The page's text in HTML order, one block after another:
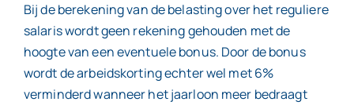
Bij de berekening van de belasting over het reguliere
salaris wordt geen rekening gehouden met de
hoogte van een eventuele bonus. Door de bonus
wordt de arbeidskorting echter wel met 6%
verminderd wanneer het jaarloon meer bedraagt